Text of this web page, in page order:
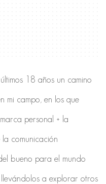
18 años un camino
mi campo, en los que
personal + la
comunicación
bueno para el mundo
a explorar otros